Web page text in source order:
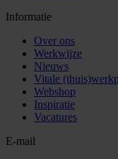
Informatie
Over ons
Werkwijze
Nieuws
Vitale
Webshop
Inspiratie
Vacatures
E-mail